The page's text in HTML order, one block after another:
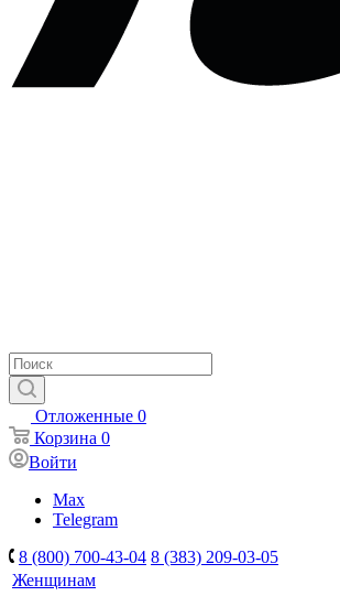
Отложенные 0
Корзина 0
Войти
Max
Telegram
8 (800) 700-43-04 8 (383) 209-03-05
Женщинам